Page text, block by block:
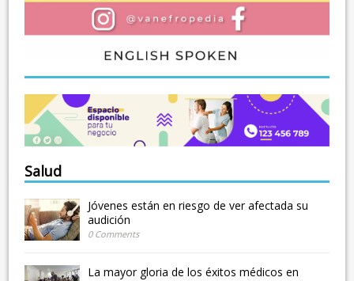
Salud
Jóvenes están en riesgo de ver afectada su
audición
0 Comments
La mayor gloria de los éxitos médicos en